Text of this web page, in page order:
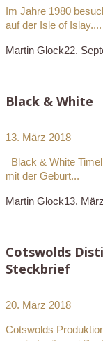
Im Jahre 1980
auf der Isle of Islay....
Martin Glock22.
Black & White
13. März 2018
Black & White
mit der Geburt...
Martin Glock13.
Cotswolds
Steckbrief
20. März 2018
Cotswolds